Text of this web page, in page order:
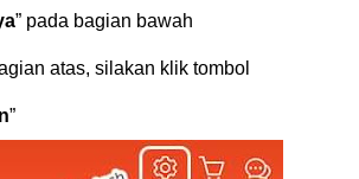
” pada bagian bawah
atas, silakan klik tombol
”